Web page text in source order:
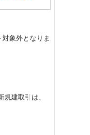
象外となりま
建取引は、